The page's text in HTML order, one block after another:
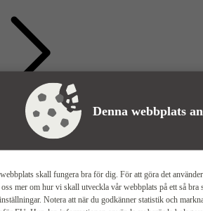
Denna webbplats
skall fungera bra för dig. För att göra det
mer om hur vi skall utveckla vår webbplats på ett så
Notera att när du godkänner statistik och